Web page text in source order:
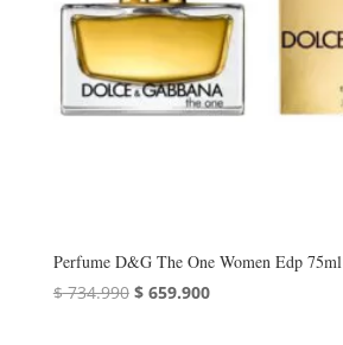
Perfume D&G The One Women Edp 75ml
$734.990 El
$659.900El